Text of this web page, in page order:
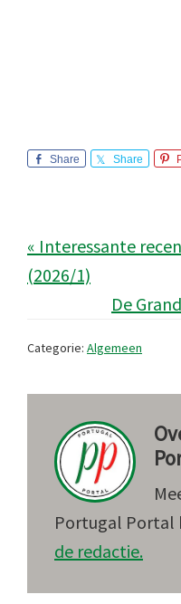
Share Share
« Interessante
(2026/1)
De
Categorie: Algemeen
Portugal Portal
de redactie.